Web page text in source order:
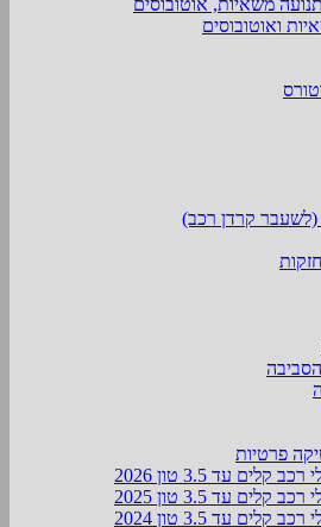
ואוטובוסים
(לשעבר קרדן רכב)
פרטיות
רכב קלים עד 3.5 טון 2026
רכב קלים עד 3.5 טון 2025
רכב קלים עד 3.5 טון 2024